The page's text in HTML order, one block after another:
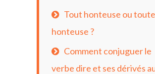
Tout honteuse ou toute
honteuse ?
Comment conjuguer le
verbe dire et ses dérivés